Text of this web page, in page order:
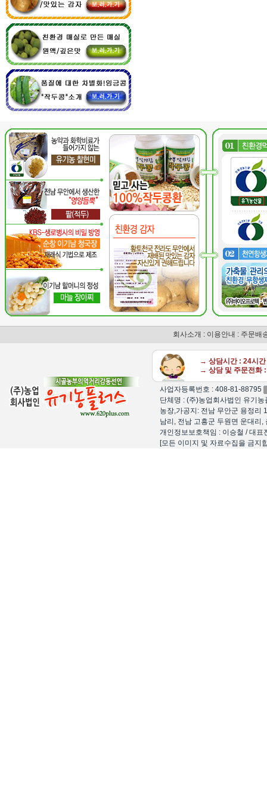
회사소개 : 이용안내 : 주문배
→ 상담시간 : 24시간
→ 상담 및 주문전화
사업자등록번호 : 408-81-88795
단체명 : (주)농업회사법인 유기
농장,가공지: 전남 무안군 용정리
남리, 전남 고흥군 두원면 운대리
개인정보보호책임 : 이승철 / 대
[모든 이미지 및 자료수집을 금지